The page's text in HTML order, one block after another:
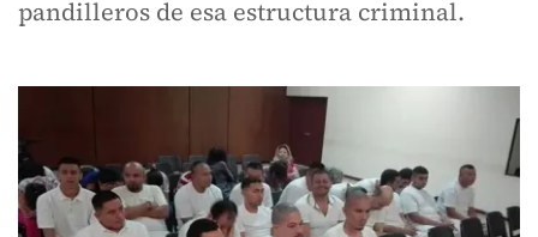
pandilleros de esa estructura criminal.